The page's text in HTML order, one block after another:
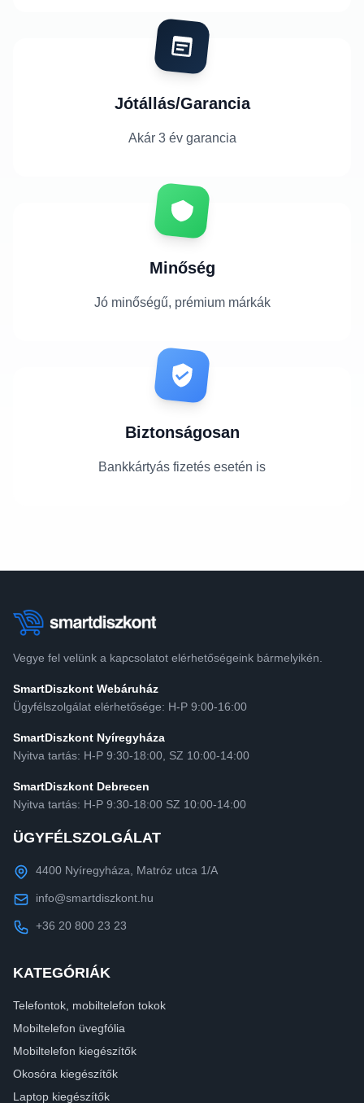
Jótállás/Garancia
Akár 3 év garancia
Minőség
Jó minőségű, prémium márkák
Biztonságosan
Bankkártyás fizetés esetén is
Vegye fel velünk a kapcsolatot elérhetőségeink bármelyikén.
SmartDiszkont Webáruház
Ügyfélszolgálat elérhetősége: H-P 9:00-16:00
SmartDiszkont Nyíregyháza
Nyitva tartás: H-P 9:30-18:00, SZ 10:00-14:00
SmartDiszkont Debrecen
Nyitva tartás: H-P 9:30-18:00 SZ 10:00-14:00
ÜGYFÉLSZOLGÁLAT
4400 Nyíregyháza, Matróz utca 1/A
info@smartdiszkont.hu
+36 20 800 23 23
KATEGÓRIÁK
Telefontok, mobiltelefon tokok
Mobiltelefon üvegfólia
Mobiltelefon kiegészítők
Okosóra kiegészítők
Laptop kiegészítők